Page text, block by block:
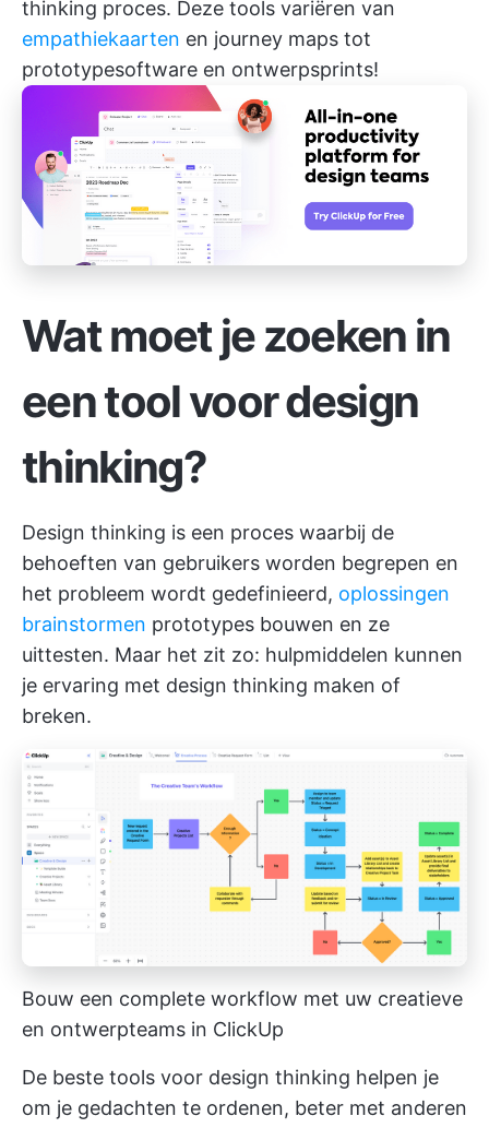
thinking proces. Deze tools variëren van
empathiekaarten en journey maps tot
prototypesoftware en ontwerpsprints!
Wat moet je zoeken in
een tool voor design
thinking?
Design thinking is een proces waarbij de
behoeften van gebruikers worden begrepen en
het probleem wordt gedefinieerd, oplossingen
brainstormen prototypes bouwen en ze
uittesten. Maar het zit zo: hulpmiddelen kunnen
je ervaring met design thinking maken of
breken.
Bouw een complete workflow met uw creatieve
en ontwerpteams in ClickUp
De beste tools voor design thinking helpen je
om je gedachten te ordenen, beter met anderen